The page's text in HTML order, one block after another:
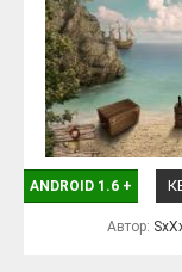
ANDROID 1.6 +
Автор: